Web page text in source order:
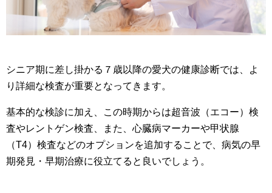
シニア期に差し掛かる７歳以降の愛犬の健康診断では、よ
り詳細な検査が重要となってきます。
基本的な検診に加え、この時期からは超音波（エコー）検
査やレントゲン検査、また、心臓病マーカーや甲状腺
（T4）検査などのオプションを追加することで、病気の早
期発見・早期治療に役立てると良いでしょう。